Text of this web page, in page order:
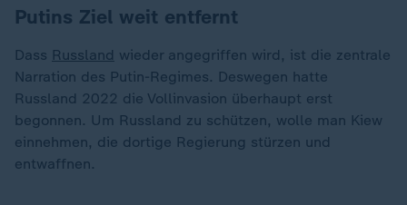
Putins Ziel weit entfernt
Dass Russland wieder angegriffen wird, ist die zentrale
Narration des Putin-Regimes. Deswegen hatte
Russland 2022 die Vollinvasion überhaupt erst
begonnen. Um Russland zu schützen, wolle man Kiew
einnehmen, die dortige Regierung stürzen und
entwaffnen.